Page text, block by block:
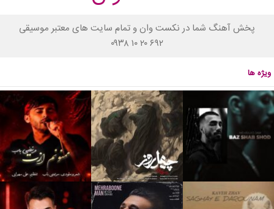
پخش آهنگ شما در نکست وان و تمام سایت های معتبر موسیقی
۰۹۳۸ ۱۰ ۲۰ ۶۹۲
ویژه ها